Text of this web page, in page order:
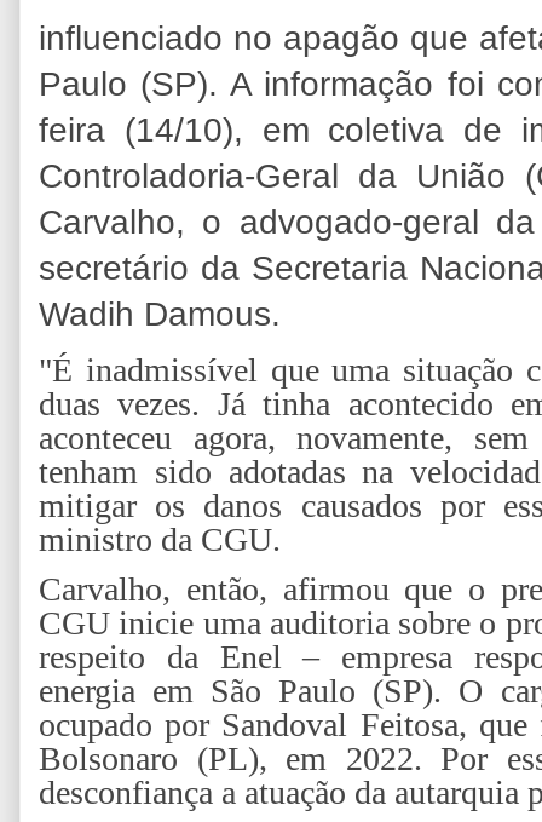
influenciado no apagão que
Paulo (SP). A informação foi
feira (14/10), em coletiva de
Controladoria-Geral da União
Carvalho, o advogado-geral
secretário da Secretaria
Wadih Damous.
"É inadmissível que uma situação
duas vezes. Já tinha acontecido
aconteceu agora, novamente,
tenham sido adotadas na
mitigar os danos causados por
ministro da CGU.
Carvalho, então, afirmou que o
CGU inicie uma auditoria sobre o
respeito da Enel – empresa
energia em São Paulo (SP). O
ocupado por Sandoval Feitosa,
Bolsonaro (PL), em 2022. Por
desconfiança a atuação da autarquia